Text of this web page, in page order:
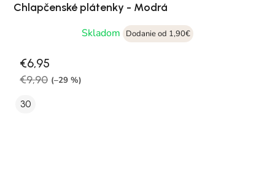
Chlapčenské plátenky - Modrá
Skladom
Dodanie od 1,90€
€6,95
€9,90 (–29 %)
30